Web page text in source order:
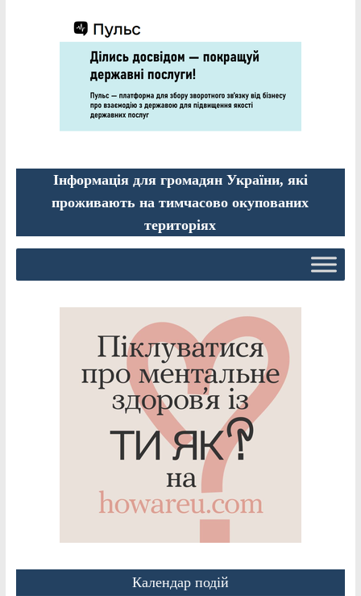
Інформація для громадян України, які
проживають на тимчасово окупованих
територіях
Календар подій